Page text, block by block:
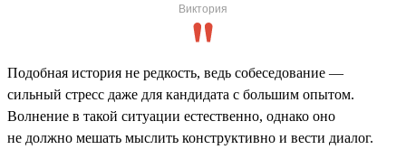
Виктория
Подобная история не редкость, ведь собеседование —
сильный стресс даже для кандидата с большим опытом.
Волнение в такой ситуации естественно, однако оно
не должно мешать мыслить конструктивно и вести диалог.